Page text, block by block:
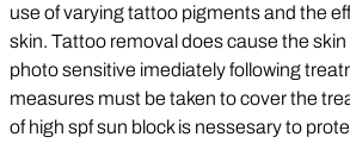
use of varying tattoo pigments and the
skin. Tattoo removal does cause the
photo sensitive imediately following
measures must be taken to cover the
of high spf sun block is nessesary to